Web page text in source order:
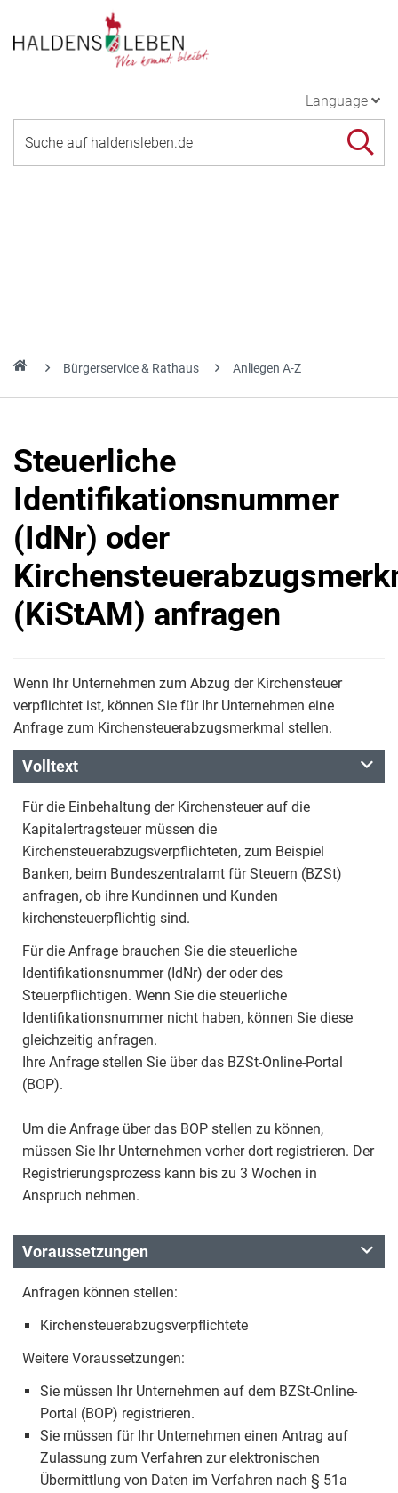
Language
Bürgerservice & Rathaus Anliegen A-Z
Steuerliche
Identifikationsnummer
(IdNr) oder
(KiStAM) anfragen
Wenn Ihr Unternehmen zum Abzug der Kirchensteuer
verpflichtet ist, können Sie für Ihr Unternehmen eine
Anfrage zum Kirchensteuerabzugsmerkmal stellen.
Volltext
Für die Einbehaltung der Kirchensteuer auf die
Kapitalertragsteuer müssen die
Kirchensteuerabzugsverpflichteten, zum Beispiel
Banken, beim Bundeszentralamt für Steuern (BZSt)
anfragen, ob ihre Kundinnen und Kunden
kirchensteuerpflichtig sind.
Für die Anfrage brauchen Sie die steuerliche
Identifikationsnummer (IdNr) der oder des
Steuerpflichtigen. Wenn Sie die steuerliche
Identifikationsnummer nicht haben, können Sie diese
gleichzeitig anfragen.
Ihre Anfrage stellen Sie über das BZSt-Online-Portal
(BOP).
Um die Anfrage über das BOP stellen zu können,
müssen Sie Ihr Unternehmen vorher dort registrieren. Der
Registrierungsprozess kann bis zu 3 Wochen in
Anspruch nehmen.
Voraussetzungen
Anfragen können stellen:
Kirchensteuerabzugsverpflichtete
Weitere Voraussetzungen:
Sie müssen Ihr Unternehmen auf dem BZSt-Online-
Portal (BOP) registrieren.
Sie müssen für Ihr Unternehmen einen Antrag auf
Zulassung zum Verfahren zur elektronischen
Übermittlung von Daten im Verfahren nach § 51a